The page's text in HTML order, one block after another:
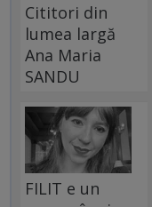
Cititori din
lumea largă
Ana Maria
SANDU
FILIT e un